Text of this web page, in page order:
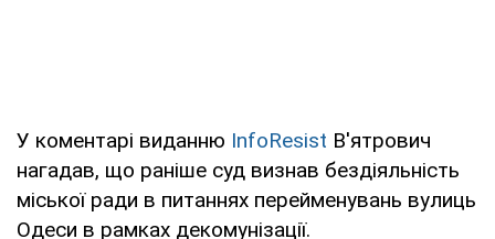
У коментарі виданню InfoResist В'ятрович
нагадав, що раніше суд визнав бездіяльність
міської ради в питаннях перейменувань вулиць
Одеси в рамках декомунізації.